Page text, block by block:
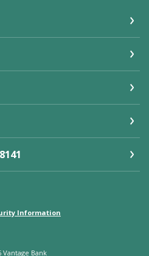
Information
Vantage Bank